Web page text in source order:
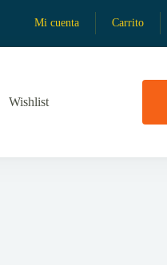
Mi cuenta Carrito
Wishlist